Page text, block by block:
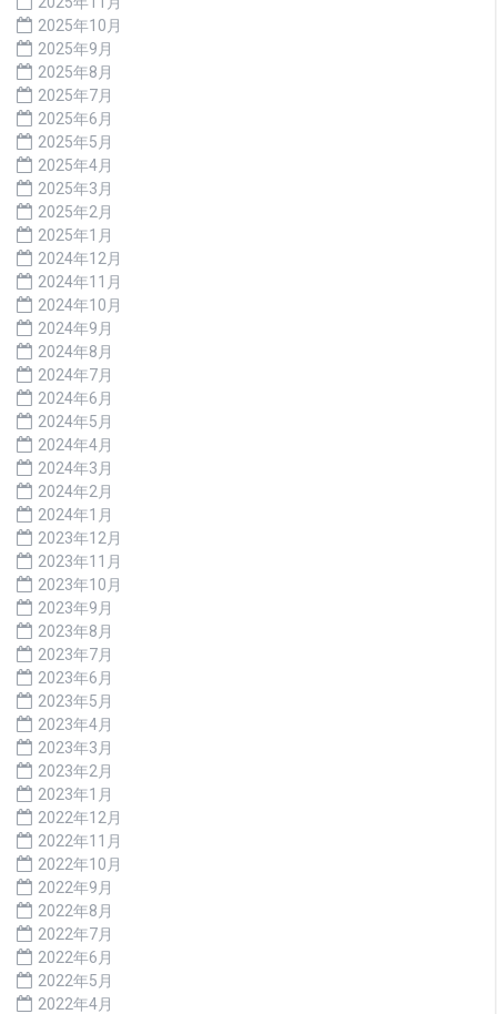
2025年10月
2025年9月
2025年8月
2025年7月
2025年6月
2025年5月
2025年4月
2025年3月
2025年2月
2025年1月
2024年12月
2024年11月
2024年10月
2024年9月
2024年8月
2024年7月
2024年6月
2024年5月
2024年4月
2024年3月
2024年2月
2024年1月
2023年12月
2023年11月
2023年10月
2023年9月
2023年8月
2023年7月
2023年6月
2023年5月
2023年4月
2023年3月
2023年2月
2023年1月
2022年12月
2022年11月
2022年10月
2022年9月
2022年8月
2022年7月
2022年6月
2022年5月
2022年4月